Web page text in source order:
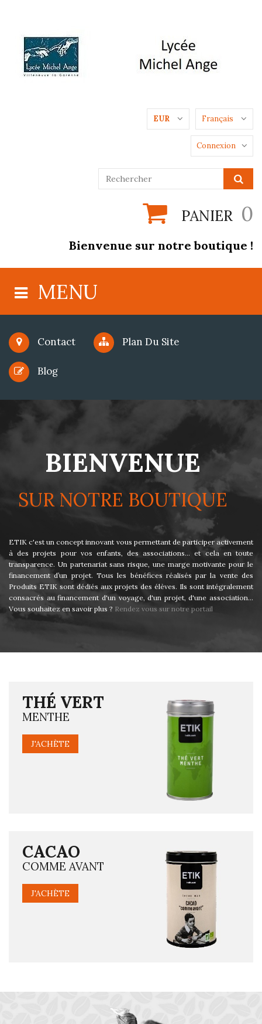
Français
EUR
Connexion
PANIER 0
Bienvenue sur notre boutique !
MENU
Contact Plan Du Site
Blog
BIENVENUE
SUR NOTRE BOUTIQUE
ETIK c'est un concept innovant vous permettant de participer activement
à des projets pour vos enfants, des associations... et cela en toute
transparence. Un partenariat sans risque, une marge motivante pour le
financement d’un projet. Tous les bénéfices réalisés par la vente des
Produits ETIK sont dédiés aux projets des élèves. Ils sont intégralement
consacrés au financement d'un voyage, d'un projet, d'une association…
Vous souhaitez en savoir plus ? Rendez vous sur notre portail
THÉ VERT
MENTHE
J'ACHÈTE
CACAO
COMME AVANT
J'ACHÈTE